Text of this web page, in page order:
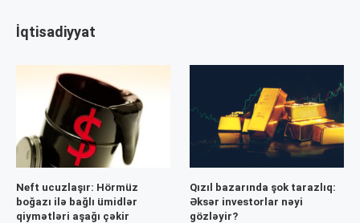
İqtisadiyyat
Neft ucuzlaşır: Hörmüz
boğazı ilə bağlı ümidlər
qiymətləri aşağı çəkir
Qızıl bazarında şok tarazlıq:
Əksər investorlar nəyi
gözləyir?